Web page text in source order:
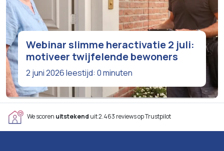
Webinar slimme heractivatie 2 juli:
motiveer twijfelende bewoners
2 juni 2026leestijd: 0 minuten
We scoren uitstekend uit 2.463 reviews op Trustpilot